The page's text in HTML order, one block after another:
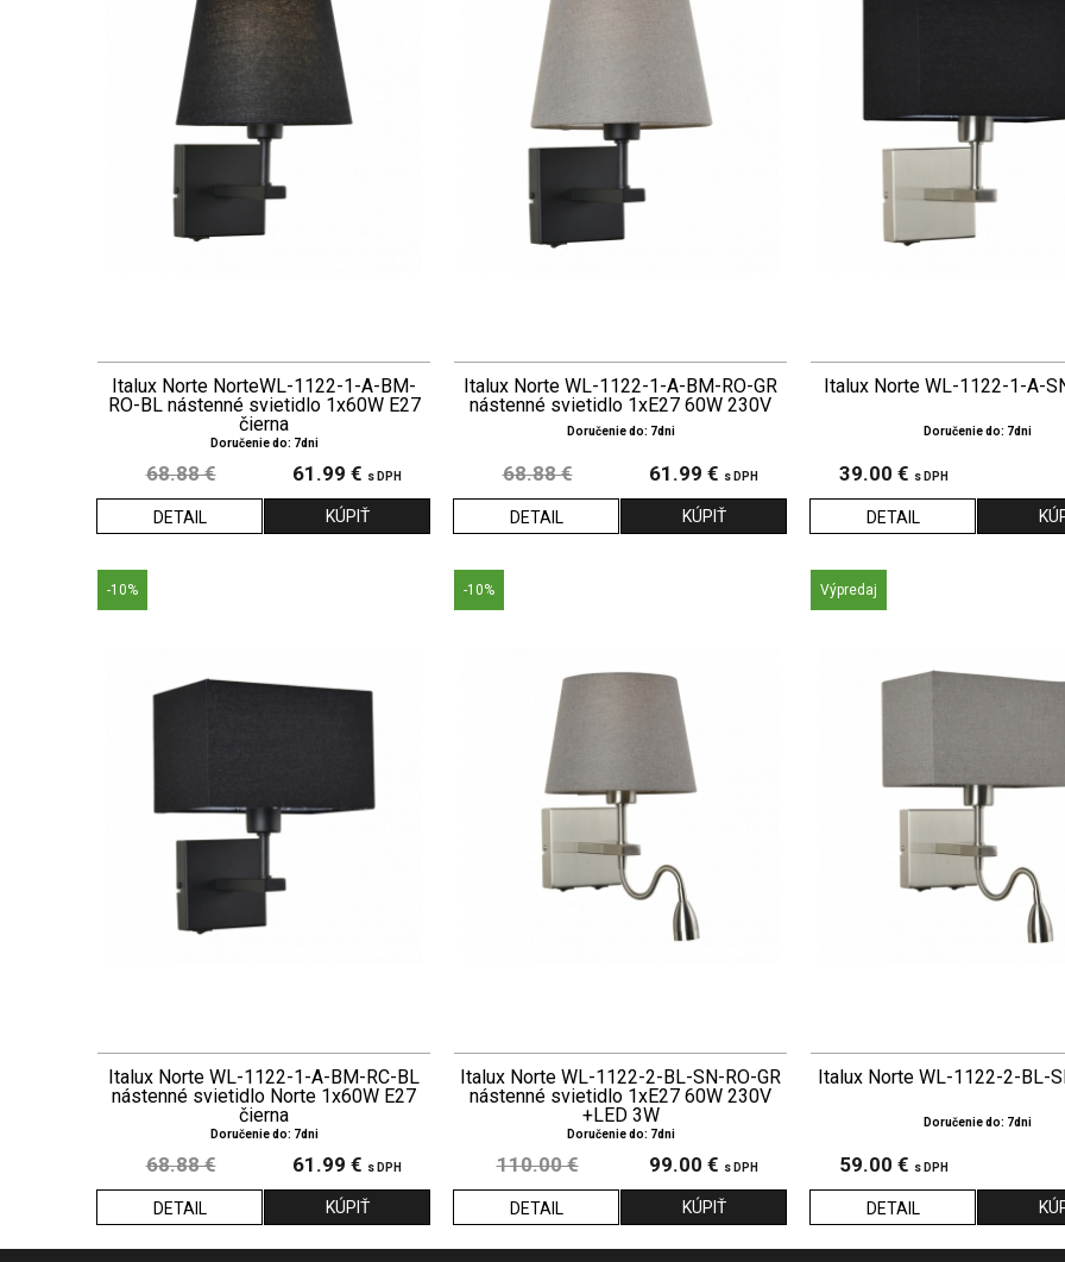
Italux Norte NorteWL-1122-1-A-BM-
RO-BL nástenné svietidlo 1x60W E27
čierna
Doručenie do: 7dni
68.88 € 61.99 € s DPH
DETAIL
Italux Norte WL-1122-1-A-BM-RO-GR
nástenné svietidlo 1xE27 60W 230V
Doručenie do: 7dni
68.88 € 61.99 € s DPH
DETAIL
Italux Norte WL-1122-1-A-
Doručenie do: 7dni
39.00 € s DPH
DETAIL
-10%
Italux Norte WL-1122-1-A-BM-RC-BL
nástenné svietidlo Norte 1x60W E27
čierna
Doručenie do: 7dni
68.88 € 61.99 € s DPH
DETAIL
-10%
Italux Norte WL-1122-2-BL-SN-RO-GR
nástenné svietidlo 1xE27 60W 230V
+LED 3W
Doručenie do: 7dni
110.00 € 99.00 € s DPH
DETAIL
Výpredaj
Italux Norte WL-1122-2-BL-
Doručenie do: 7dni
59.00 € s DPH
DETAIL